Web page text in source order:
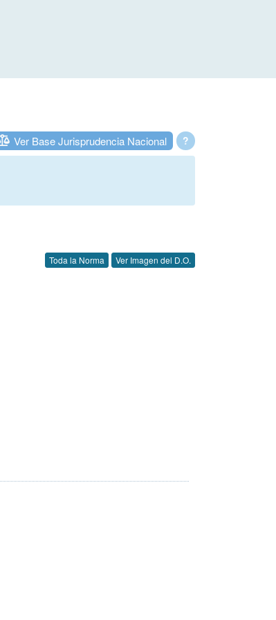
?
Ver Base Jurisprudencia Nacional
Toda la Norma Ver Imagen del D.O.